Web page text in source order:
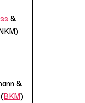
&
&
BKM)